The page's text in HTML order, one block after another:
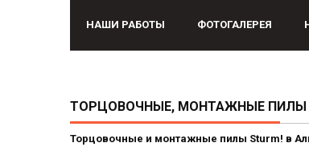
НАШИ РАБОТЫ ФОТОГАЛЕРЕЯ
ТОРЦОВОЧНЫЕ, МОНТАЖНЫЕ ПИЛЫ
Торцовочные и монтажные пилы Sturm! в